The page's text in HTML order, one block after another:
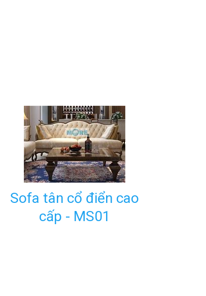
Sofa tân cổ điển cao
cấp - MS01